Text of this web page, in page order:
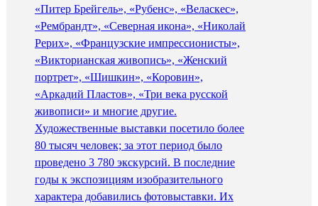
«Питер Брейгель», «Рубенс», «Веласкес»,
«Рембрандт», «Северная икона», «Николай
Рерих», «Французские импрессионисты»,
«Викторианская живопись», «Женский
портрет», «Шишкин», «Коровин»,
«Аркадий Пластов», «Три века русской
живописи» и многие другие.
Художественные выставки посетило более
80 тысяч человек; за этот период было
проведено 3 780 экскурсий. В последние
годы к экспозициям изобразительного
характера добавились фотовыставки. Их